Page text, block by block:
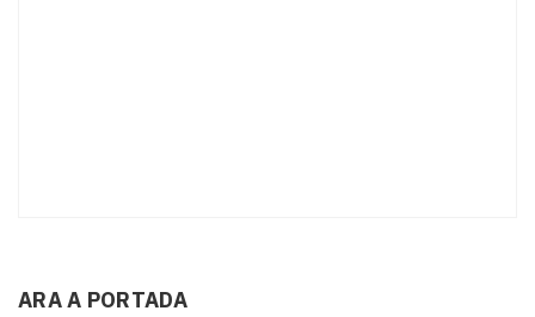
ARA A PORTADA